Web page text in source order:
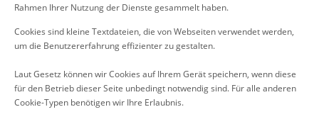
Rahmen Ihrer Nutzung der Dienste gesammelt haben.
Cookies sind kleine Textdateien, die von Webseiten verwendet werden,
um die Benutzererfahrung effizienter zu gestalten.
Laut Gesetz können wir Cookies auf Ihrem Gerät speichern, wenn diese
für den Betrieb dieser Seite unbedingt notwendig sind. Für alle anderen
Cookie-Typen benötigen wir Ihre Erlaubnis.